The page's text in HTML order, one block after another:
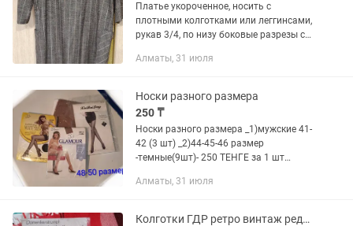
Платье укороченное, носить с
плотными колготками или леггинсами,
рукав 3/4, по низу боковые разрезы с
бокам с двух сторон, полоска с
Алматы, 31 июля
Носки разного размера
250 ₸
Носки разного размера _1)мужские 41-
42 (3 шт) _2)44-45-46 размер
-темные(9шт)- 250 ТЕНГЕ за 1 шт
шт черные и бежевые)-250 ТЕНГЕ за 1
Алматы, 31 июля
Колготки ГДР ретро винтаж редкий